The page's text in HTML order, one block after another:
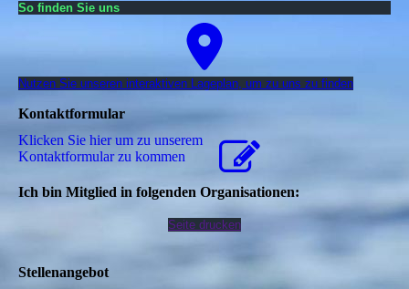
So finden Sie uns
Nutzen Sie unseren interaktiven La­ge­plan, um zu uns zu finden
Kontaktformular
Klicken Sie hier um zu unserem
Kon­takt­for­mu­lar zu kommen
Ich bin Mitglied in folgenden Organisationen:
Seite drucken
Stellenangebot